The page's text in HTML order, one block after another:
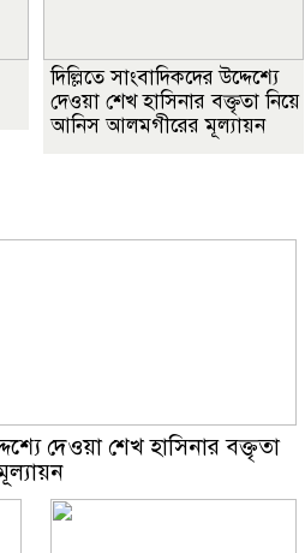
দিল্লিতে সাংবাদিকদের উদ্দেশ্যে
দেওয়া শেখ হাসিনার বক্তৃতা নিয়ে
আনিস আলমগীরের মূল্যায়ন
দেওয়া শেখ হাসিনার বক্তৃতা